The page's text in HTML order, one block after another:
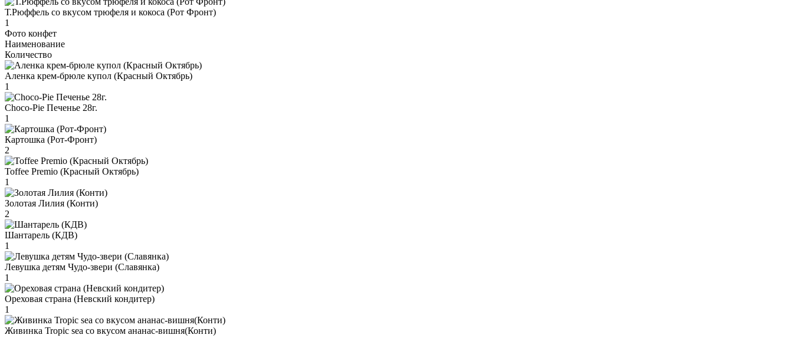
Т.Рюффель со вкусом трюфеля и кокоса (Рот Фронт)
1
Фото конфет
Наименование
Количество
Аленка крем-брюле купол (Красный Октябрь)
1
Choco-Pie Печенье 28г.
1
Картошка (Рот-Фронт)
2
Toffee Premio (Красный Октябрь)
1
Золотая Лилия (Конти)
2
Шантарель (КДВ)
1
Левушка детям Чудо-звери (Славянка)
1
Ореховая страна (Невский кондитер)
1
Живинка Tropic sea со вкусом ананас-вишня(Конти)